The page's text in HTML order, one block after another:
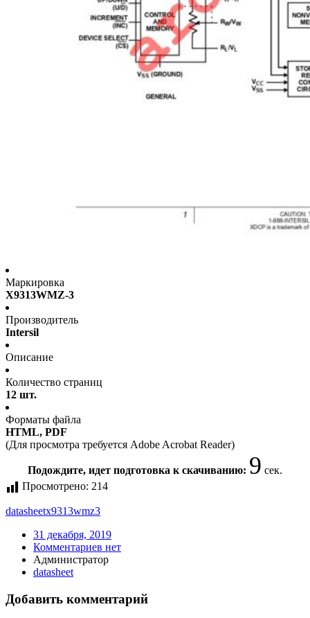
Маркировка
X9313WMZ-3
Производитель
Intersil
Описание
Количество страниц
12 шт.
Форматы файла
HTML, PDF
(Для просмотра требуется Adobe Acrobat Reader)
Подождите, идет подготовка к скачиванию: 9 сек.
Просмотрено: 214
datasheetx9313wmz3
31 декабря, 2019
Комментариев нет
Администратор
datasheet
Добавить комментарий